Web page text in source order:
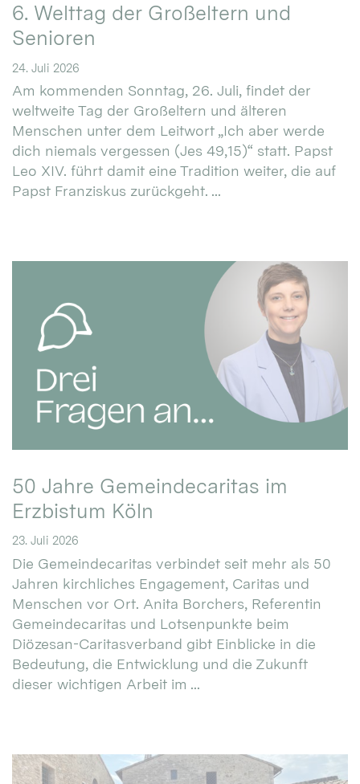
6. Welttag der Großeltern und
Senioren
24. Juli 2026
Am kommenden Sonntag, 26. Juli, findet der
weltweite Tag der Großeltern und älteren
Menschen unter dem Leitwort „Ich aber werde
dich niemals vergessen (Jes 49,15)“ statt. Papst
Leo XIV. führt damit eine Tradition weiter, die auf
Papst Franziskus zurückgeht. ...
50 Jahre Gemeindecaritas im
Erzbistum Köln
23. Juli 2026
Die Gemeindecaritas verbindet seit mehr als 50
Jahren kirchliches Engagement, Caritas und
Menschen vor Ort. Anita Borchers, Referentin
Gemeindecaritas und Lotsenpunkte beim
Diözesan-Caritasverband gibt Einblicke in die
Bedeutung, die Entwicklung und die Zukunft
dieser wichtigen Arbeit im ...